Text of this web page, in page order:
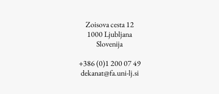
Študentski projekti
Zoisova cesta 12
1000Ljubljana
Slovenija
+386 (0)1 200 07 49
dekanat@fa.uni-lj.si